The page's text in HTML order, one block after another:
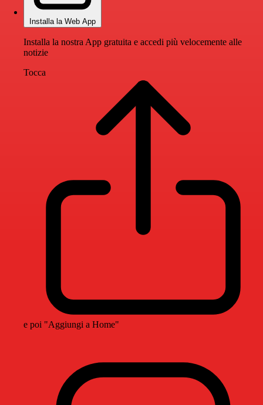
Installa la Web App
Installa la nostra App gratuita e accedi più velocemente alle
notizie
Tocca
e poi "Aggiungi a Home"